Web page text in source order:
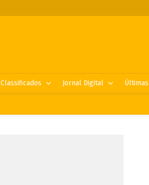
Classificados Jornal Digital Últimas